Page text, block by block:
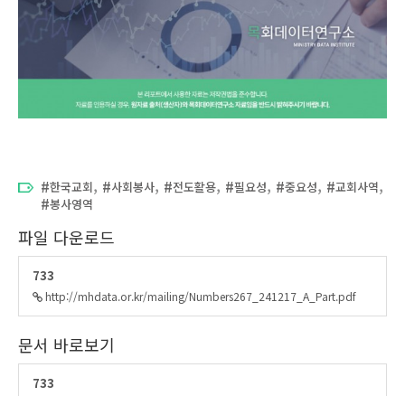
한국교회, 사회봉사, 전도활용, 필요성, 중요성, 교회사역,
봉사영역
파일 다운로드
733
http://mhdata.or.kr/mailing/Numbers267_241217_A_Part.pdf
문서 바로보기
733